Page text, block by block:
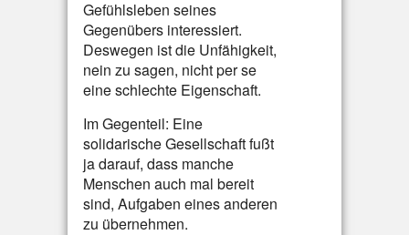
Gefühlsleben seines
Gegenübers interessiert.
Deswegen ist die Unfähigkeit,
nein zu sagen, nicht per se
eine schlechte Eigenschaft.
Im Gegenteil: Eine
solidarische Gesellschaft fußt
ja darauf, dass manche
Menschen auch mal bereit
sind, Aufgaben eines anderen
zu übernehmen.